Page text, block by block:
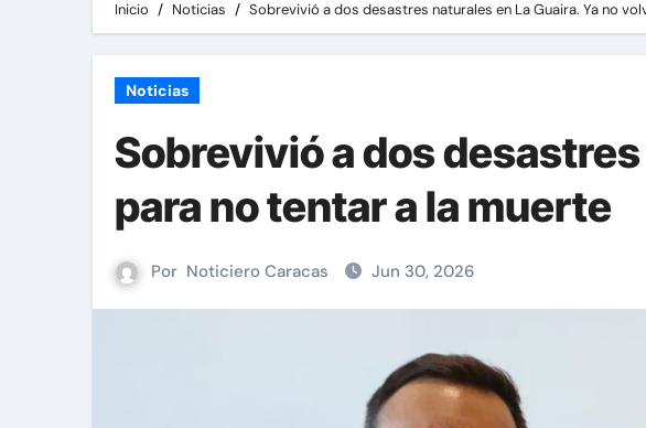
Inicio Noticias Sobrevivió a dos desastres naturales en La Guaira. Ya no
Noticias
Sobrevivió a dos
para no tentar a la muerte
Por Noticiero Caracas Jun 30, 2026